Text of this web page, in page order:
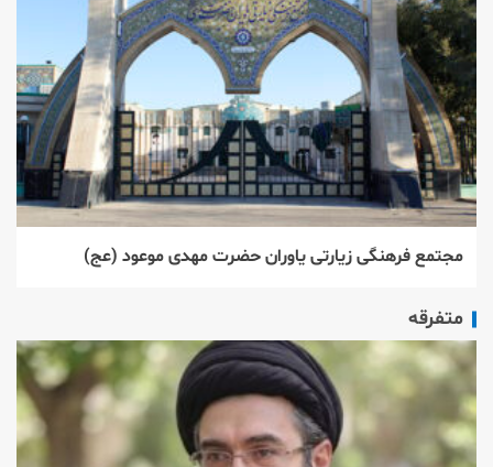
مجتمع فرهنگی زیارتی یاوران حضرت مهدی موعود (عج)
متفرقه